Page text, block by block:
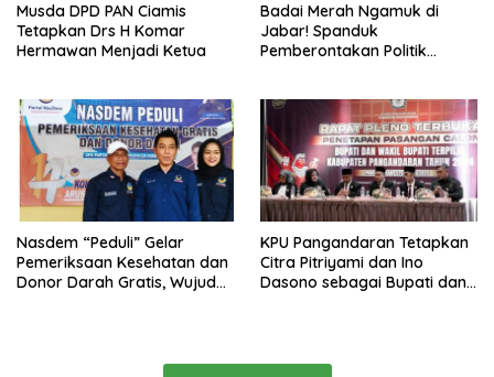
Musda DPD PAN Ciamis
Tetapkan Drs H Komar
Hermawan Menjadi Ketua
Badai Merah Ngamuk di
Jabar! Spanduk
Pemberontakan Politik
Surono Jadi Calon Ketua
DPD PDI Perjuangan!
Nasdem “Peduli” Gelar
Pemeriksaan Kesehatan dan
Donor Darah Gratis, Wujud
KPU Pangandaran Tetapkan
Citra Pitriyami dan Ino
Dasono sebagai Bupati dan